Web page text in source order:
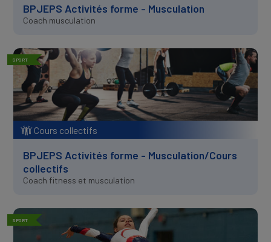
BPJEPS Activités forme - Musculation
Coach musculation
SPORT
Cours collectifs
BPJEPS Activités forme - Musculation/Cours
collectifs
Coach fitness et musculation
SPORT